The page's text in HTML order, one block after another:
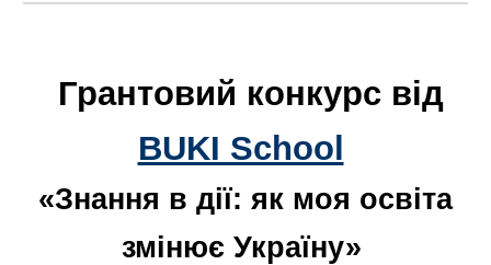
Грантовий конкурс від
BUKI School
«Знання в дії: як моя освіта
змінює Україну»